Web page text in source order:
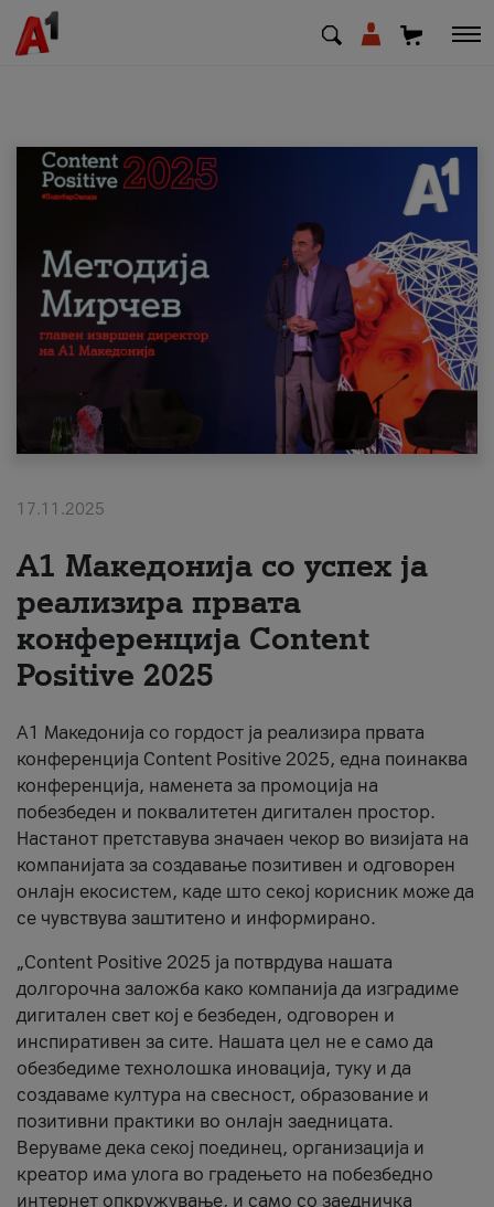
МК EN
Приватни Деловни
Поддршка
Надополни кредит
#ПодобарОнлајн
17.11.2025
А1 Македонија со успех ја
реализира првата
конференција Content
Positive 2025
А1 Македонија со гордост ја реализира првата
конференција Content Positive 2025, една поинаква
конференција, наменета за промоција на
побезбеден и поквалитетен дигитален простор.
Настанот претставува значаен чекор во визијата на
компанијата за создавање позитивен и одговорен
онлајн екосистем, каде што секој корисник може да
се чувствува заштитено и информирано.
„Content Positive 2025 ја потврдува нашата
долгорочна заложба како компанија да изградиме
дигитален свет кој е безбеден, одговорен и
инспиративен за сите. Нашата цел не е само да
обезбедиме технолошка иновација, туку и да
создаваме култура на свесност, образование и
позитивни практики во онлајн заедницата.
Веруваме дека секој поединец, организација и
креатор има улога во градењето на побезбедно
интернет опкружување, и само со заедничка